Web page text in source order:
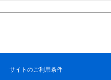
サイトのご利用条件